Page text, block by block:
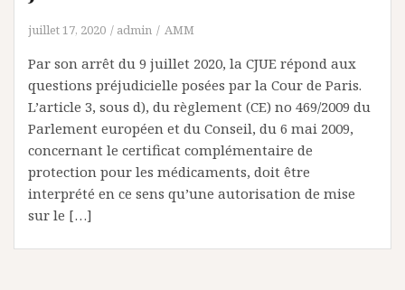
juillet 17, 2020 admin AMM
Par son arrêt du 9 juillet 2020, la CJUE répond aux
questions préjudicielle posées par la Cour de Paris.
L’article 3, sous d), du règlement (CE) no 469/2009 du
Parlement européen et du Conseil, du 6 mai 2009,
concernant le certificat complémentaire de
protection pour les médicaments, doit être
interprété en ce sens qu’une autorisation de mise
sur le […]